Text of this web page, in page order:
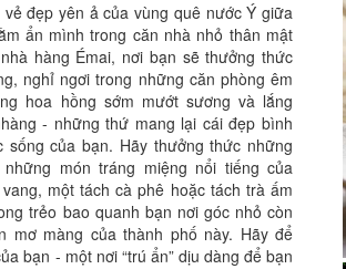
đẹp yên ả của vùng quê nước Ý giữa
ẩn mình trong căn nhà nhỏ thân mật
hàng Émai, nơi bạn sẽ thưởng thức
nghỉ ngơi trong những căn phòng êm
hoa hồng sớm mướt sương và lắng
- những thứ mang lại cái đẹp bình
sống của bạn. Hãy thưởng thức những
món tráng miệng nổi tiếng của
một tách cà phê hoặc tách trà ấm
trẻo bao quanh bạn nơi góc nhỏ còn
mơ màng của thành phố này. Hãy để
bạn - một nơi “trú ẩn” dịu dàng để bạn